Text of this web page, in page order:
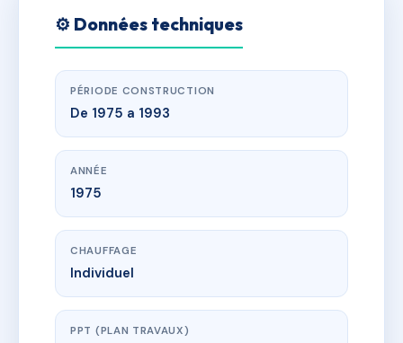
⚙️ Données techniques
PÉRIODE CONSTRUCTION
De 1975 a 1993
ANNÉE
1975
CHAUFFAGE
Individuel
PPT (PLAN TRAVAUX)